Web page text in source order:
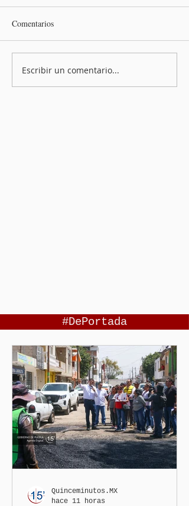
Comentarios
Escribir un comentario...
#DePortada
Quinceminutos.MX
hace 11 horas